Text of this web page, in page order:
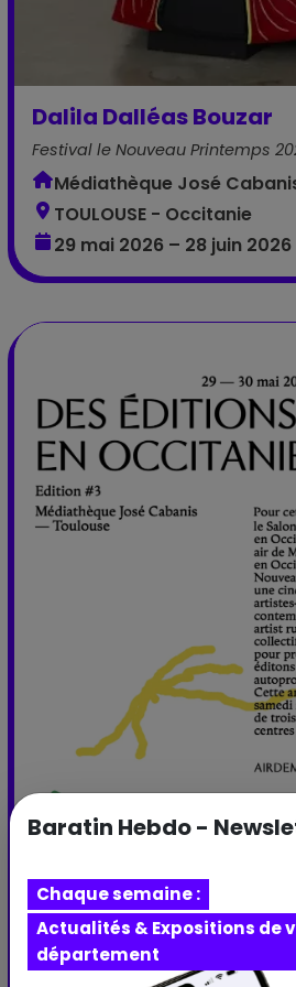
Dalila Dalléas Bouzar
Festival le Nouveau Printemps
Médiathèque José
TOULOUSE - Occitanie
29 mai 2026 – 28 juin 2026
Baratin Hebdo -
Chaque semaine :
Actualités & Expositions de
département